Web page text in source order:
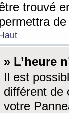
être trouvé
permettra
» L’heure
Il est
différent de
votre